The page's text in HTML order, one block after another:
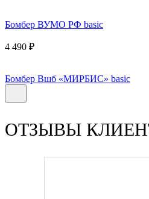
Бомбер ВУМО РФ basic
4 490 ₽
Бомбер Вшб «МИРБИС» basic
ОТЗЫВЫ